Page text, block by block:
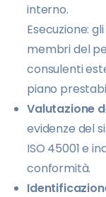
interno.
Esecuzione:
membri del
consulenti
piano
Valutazione
evidenze del
ISO 45001 e
conformità.